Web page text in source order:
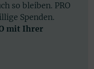
so bleiben. PRO
Spenden.
mit Ihrer